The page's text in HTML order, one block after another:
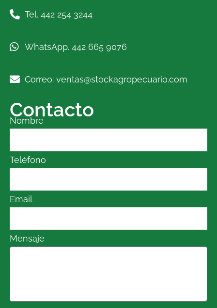
Tel. 442 254 3244
WhatsApp. 442 665 9076
Correo: ventas@stockagropecuario.com
Contacto
Nombre
Teléfono
Email
Mensaje